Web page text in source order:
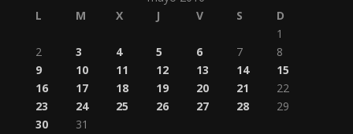
L
M X J V S
D
1
2
3 4 5 6 7
8
9
10 11 12 13 14
15
16
17 18 19 20 21
22
23
24 25 26 27 28
29
30
31